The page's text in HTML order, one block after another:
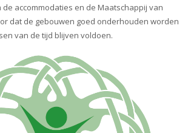
accommodaties en de Maatschappij van
dat de gebouwen goed onderhouden worden
van de tijd blijven voldoen.